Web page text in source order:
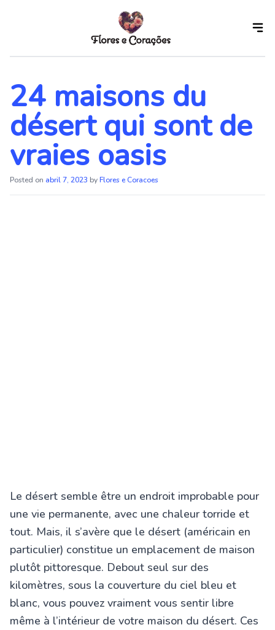
content
24 maisons du
désert qui sont de
vraies oasis
Posted on abril 7, 2023 byFlores e Coracoes
Le désert semble être un endroit improbable pour
une vie permanente, avec une chaleur torride et
tout. Mais, il s’avère que le désert (américain en
particulier) constitue un emplacement de maison
plutôt pittoresque. Debout seul sur des
kilomètres, sous la couverture du ciel bleu et
blanc, vous pouvez vraiment vous sentir libre
même à l’intérieur de votre maison du désert. Ces